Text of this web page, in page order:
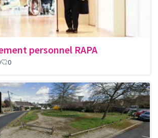
personnel RAPA
0